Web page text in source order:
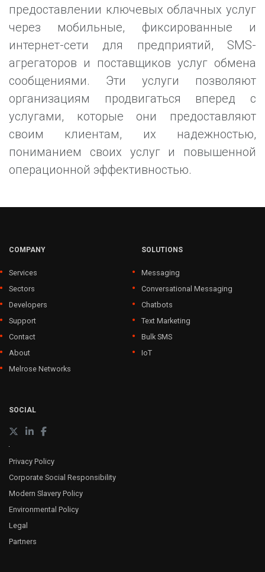
предоставлении ключевых облачных услуг
через мобильные, фиксированные и
интернет-сети для предприятий, SMS-
агрегаторов и поставщиков услуг обмена
сообщениями. Эти услуги позволяют
организациям продвигаться вперед с
услугами, которые они предоставляют
своим клиентам, их надежностью,
пониманием своих услуг и повышенной
операционной эффективностью.
COMPANY
Services
Sectors
Developers
Support
Contact
About
Melrose Networks
SOLUTIONS
Messaging
Conversational Messaging
Chatbots
Text Marketing
Bulk SMS
IoT
SOCIAL
Privacy Policy
Corporate Social Responsibility
Modern Slavery Policy
Environmental Policy
Legal
Partners